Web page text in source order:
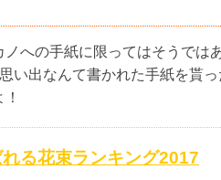
への手紙に限ってはそうでは
い出なんて書かれた手紙を貰っ
る花束ランキング2017